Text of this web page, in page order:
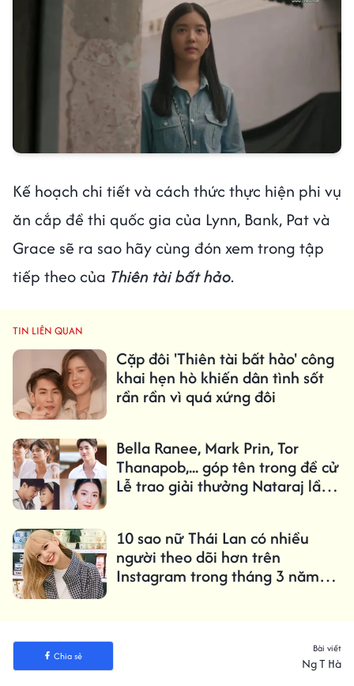
Kế hoạch chi tiết và cách thức thực hiện phi vụ
ăn cắp đề thi quốc gia của Lynn, Bank, Pat và
Grace sẽ ra sao hãy cùng đón xem trong tập
tiếp theo của Thiên tài bất hảo.
TIN LIÊN QUAN
Cặp đôi 'Thiên tài bất hảo' công
khai hẹn hò khiến dân tình sốt
rần rần vì quá xứng đôi
Bella Ranee, Mark Prin, Tor
Thanapob,... góp tên trong đề cử
Lễ trao giải thưởng Nataraj lần
10 sao nữ Thái Lan có nhiều
người theo dõi hơn trên
Instagram trong tháng 3 năm
Chia sẻ
Bài viết
Ng T Hà